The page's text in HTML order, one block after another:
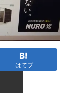
はてブ